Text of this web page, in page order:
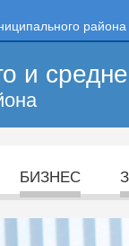
района
и
БИЗНЕС